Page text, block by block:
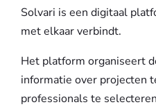
Solvari is een digitaal
met elkaar verbindt.
Het platform organiseert
informatie over projecten
professionals te